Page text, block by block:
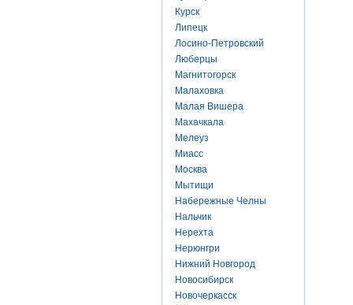
Курск
Липецк
Лосино-Петровский
Люберцы
Магнитогорск
Малаховка
Малая Вишера
Махачкала
Мелеуз
Миасс
Москва
Мытищи
Набережные Челны
Нальчик
Нерехта
Нерюнгри
Нижний Новгород
Новосибирск
Новочеркасск